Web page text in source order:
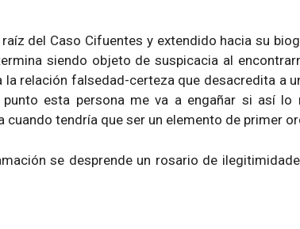
del Caso Cifuentes y extendido hacia su
siendo objeto de suspicacia al
relación falsedad-certeza que desacredita a
esta persona me va a engañar si así lo
tendría que ser un elemento de primer
se desprende un rosario de